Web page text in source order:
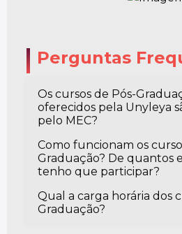
Perguntas
Os cursos de Pós-
oferecidos pela Unyleya
pelo MEC?
Como funcionam os
Graduação? De quantos
tenho que participar?
Qual a carga horária dos
Graduação?